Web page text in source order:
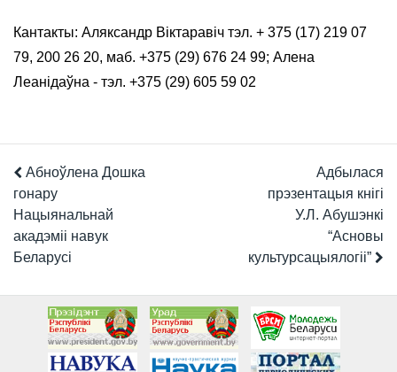
Кантакты: Аляксандр Віктаравіч тэл. + 375 (17) 219 07
79, 200 26 20, маб. +375 (29) 676 24 99; Алена
Леанідаўна - тэл. +375 (29) 605 59 02
Абноўлена Дошка
гонару
Нацыянальнай
акадэміі навук
Беларусі
Адбылася
прэзентацыя кнігі
У.Л. Абушэнкі
“Асновы
культурсацыялогіі”